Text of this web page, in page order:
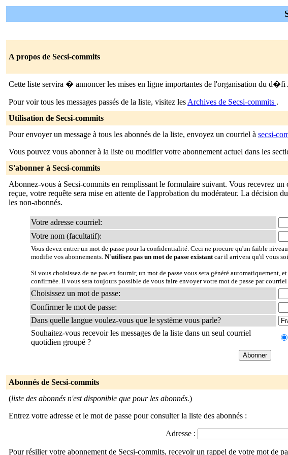
A propos de Secsi-commits
Cette liste servira � annoncer les mises en ligne importantes de l'organisation du
Pour voir tous les messages passés de la liste, visitez les Archives de Secsi-commits .
Utilisation de Secsi-commits
Pour envoyer un message à tous les abonnés de la liste, envoyez un courriel à secsi-
Vous pouvez vous abonner à la liste ou modifier votre abonnement actuel dans les
S'abonner à Secsi-commits
Abonnez-vous à Secsi-commits en remplissant le formulaire suivant. Vous recevrez
reçue, votre requête sera mise en attente de l'approbation du modérateur. La décision
les non-abonnés.
Votre adresse courriel:
Votre nom (facultatif):
Vous devez entrer un mot de passe pour la confidentialité. Ceci ne procure qu'un faible
modifie vos abonnements. N'utilisez pas un mot de passe existantcar il arrivera qu'il vous
Si vous choisissez de ne pas en fournir, un mot de passe vous sera généré automatiquement,
confirmée. Il vous sera toujours possible de vous faire envoyer votre mot de passe par
Choisissez un mot de passe:
Confirmer le mot de passe:
Dans quelle langue voulez-vous que le système vous parle?
Souhaitez-vous recevoir les messages de la liste dans un seul courriel
quotidien groupé ?
Abonnés de Secsi-commits
(liste des abonnés n'est disponible que pour les abonnés.)
Entrez votre adresse et le mot de passe pour consulter la liste des abonnés :
Adresse :
Pour résilier votre abonnement de Secsi-commits, recevoir un rappel de votre mot de